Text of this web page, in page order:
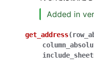
Added in
get_address(